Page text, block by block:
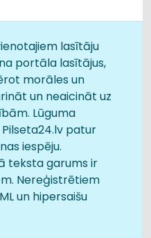
lasītāju
portāla lasītājus,
morāles un
un neaicināt uz
Lūguma
patur
iespēju.
teksta garums ir
Nereģistrētiem
un hipersaišu